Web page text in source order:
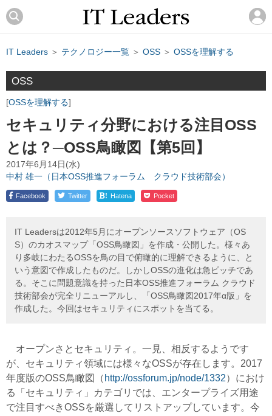
IT Leaders ＞ テクノロジー一覧 ＞ OSS ＞ OSSを理解する
OSS
OSSを理解する
セキュリティ分野における注目OSS
とは？─OSS鳥瞰図【第5回】
2017年6月14日(水)
中村 雄一（日本OSS推進フォーラム クラウド技術部会）
Facebook Twitter ! Hatena Pocket
IT Leadersは2012年5月にオープンソースソフトウェア（OS
S）のカオスマップ「OSS鳥瞰図」を作成・公開した。様々あ
り多岐にわたるOSSを鳥の目で俯瞰的に理解できるように、と
いう意図で作成したものだ。しかしOSSの進化は急ピッチであ
る。そこに問題意識を持った日本OSS推進フォーラム クラウド
技術部会が完全リニューアルし、「OSS鳥瞰図2017年α版」を
作成した。今回はセキュリティにスポットを当てる。
オープンさとセキュリティ。一見、相反するようです
が、セキュリティ領域には様々なOSSが存在します。2017
年度版のOSS鳥瞰図（ http://ossforum.jp/node/1332）におけ
る「セキュリティ」カテゴリでは、エンタープライズ用途
で注目すべきOSSを厳選してリストアップしています。今